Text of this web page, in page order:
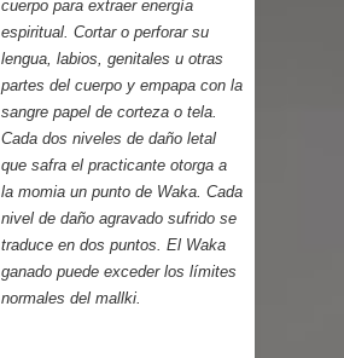
cuerpo para extraer energía
espiritual. Cortar o perforar su
lengua, labios, genitales u otras
partes del cuerpo y empapa con la
sangre papel de corteza o tela.
Cada dos niveles de daño letal
que safra el practicante otorga a
la momia un punto de Waka. Cada
nivel de daño agravado sufrido se
traduce en dos puntos. El Waka
ganado puede exceder los límites
normales del mallki.